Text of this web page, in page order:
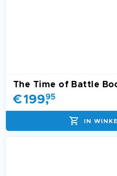
The Time of Battle
€199,
95
IN